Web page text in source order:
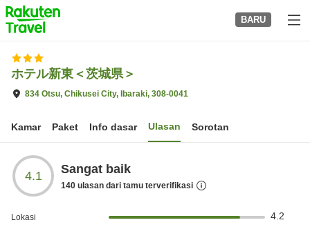
to
top
page
BARU
ホテル新東＜茨城県＞
834 Otsu, Chikusei City, Ibaraki, 308-0041
Kamar Paket Info dasar Ulasan Sorotan
4.1 Sangat baik
140 ulasan dari tamu terverifikasi
Lokasi 4.2